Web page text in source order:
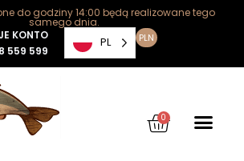
do godziny 14:00 będą realizowane tego
samego dnia.
KONTO
559 599
PL PLN
0